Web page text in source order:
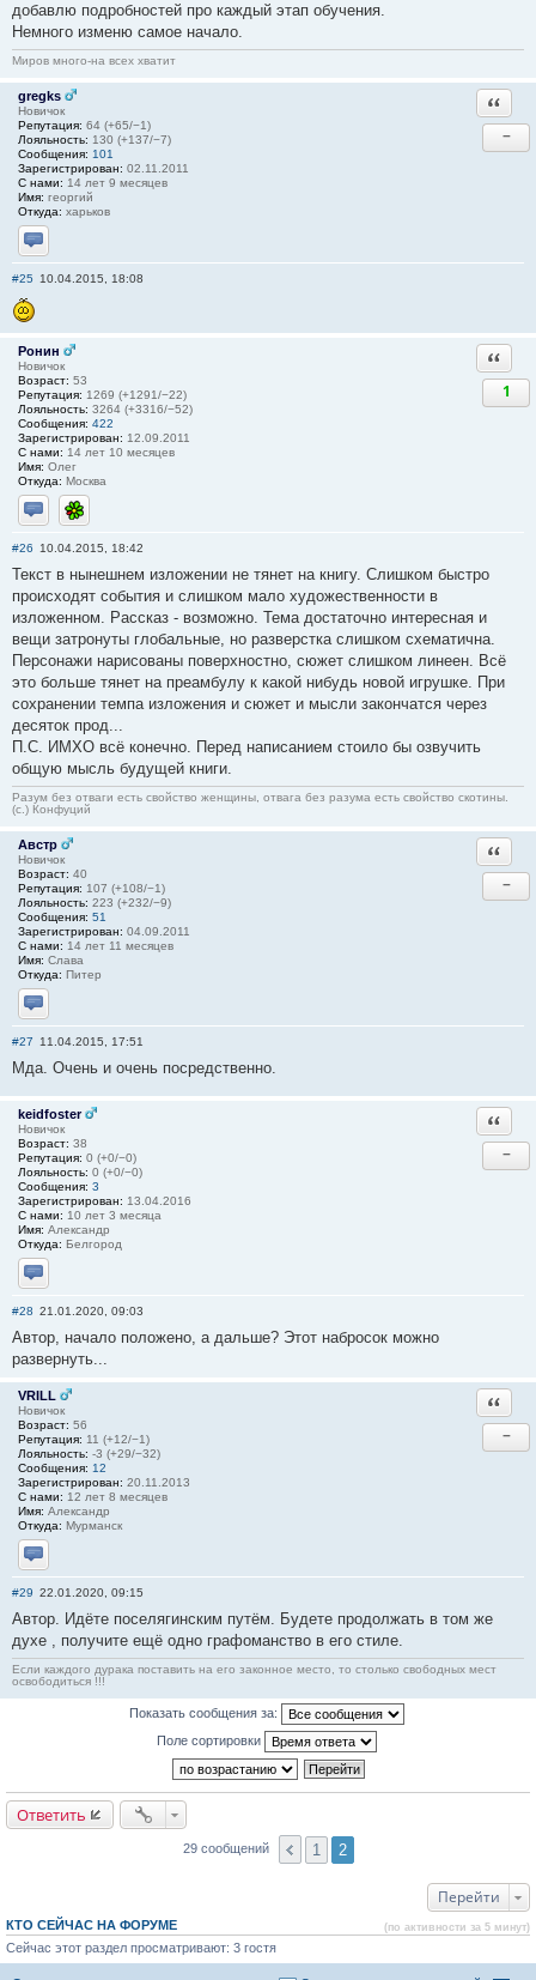
добавлю подробностей про каждый этап обучения.
Немного изменю самое начало.
Миров много-на всех хватит
gregks
Новичок
Репутация: 64 (+65/−1)
Лояльность: 130 (+137/−7)
Сообщения: 101
Зарегистрирован: 02.11.2011
С нами: 14 лет 9 месяцев
Имя: георгий
Откуда: харьков
Отправить личное сообщение
−
#25 10.04.2015, 18:08
Ронин
Новичок
Возраст: 53
Репутация: 1269 (+1291/−22)
Лояльность: 3264 (+3316/−52)
Сообщения: 422
Зарегистрирован: 12.09.2011
С нами: 14 лет 10 месяцев
Имя: Олег
Откуда: Москва
Отправить личное сообщение
ICQ
1
#26 10.04.2015, 18:42
Текст в нынешнем изложении не тянет на книгу. Слишком быстро
происходят события и слишком мало художественности в
изложенном. Рассказ - возможно. Тема достаточно интересная и
вещи затронуты глобальные, но разверстка слишком схематична.
Персонажи нарисованы поверхностно, сюжет слишком линеен. Всё
это больше тянет на преамбулу к какой нибудь новой игрушке. При
сохранении темпа изложения и сюжет и мысли закончатся через
десяток прод...
П.С. ИМХО всё конечно. Перед написанием стоило бы озвучить
общую мысль будущей книги.
Разум без отваги есть свойство женщины, отвага без разума есть свойство скотины.
(с.) Конфуций
Австр
Новичок
Возраст: 40
Репутация: 107 (+108/−1)
Лояльность: 223 (+232/−9)
Сообщения: 51
Зарегистрирован: 04.09.2011
С нами: 14 лет 11 месяцев
Имя: Слава
Откуда: Питер
Отправить личное сообщение
−
#27 11.04.2015, 17:51
Мда. Очень и очень посредственно.
keidfoster
Новичок
Возраст: 38
Репутация: 0 (+0/−0)
Лояльность: 0 (+0/−0)
Сообщения: 3
Зарегистрирован: 13.04.2016
С нами: 10 лет 3 месяца
Имя: Александр
Откуда: Белгород
Отправить личное сообщение
−
#28 21.01.2020, 09:03
Автор, начало положено, а дальше? Этот набросок можно
развернуть...
VRILL
Новичок
Возраст: 56
Репутация: 11 (+12/−1)
Лояльность: -3 (+29/−32)
Сообщения: 12
Зарегистрирован: 20.11.2013
С нами: 12 лет 8 месяцев
Имя: Александр
Откуда: Мурманск
Отправить личное сообщение
−
#29 22.01.2020, 09:15
Автор. Идёте поселягинским путём. Будете продолжать в том же
духе , получите ещё одно графоманство в его стиле.
Если каждого дурака поставить на его законное место, то столько свободных мест
освободиться !!!
Показать сообщения за:
Поле сортировки
Ответить
29 сообщений 1 2
Перейти
КТО СЕЙЧАС НА ФОРУМЕ (по активности за 5 минут)
Сейчас этот раздел просматривают: 3 гостя